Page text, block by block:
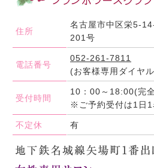
住所
名古屋市中区栄5-
201号
電話番号
052-261-7811
(お客様専用ダイヤ
受付時間
10：00～18:00(完
※ご予約受付は1日1
不定休 有